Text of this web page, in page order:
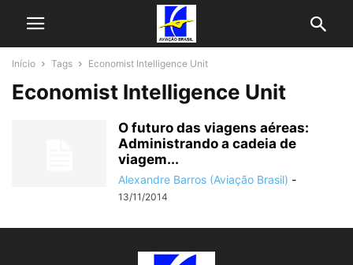
Início Tags Economist Intelligence Unit
Economist Intelligence Unit
O futuro das viagens aéreas:
Administrando a cadeia de
viagem...
Alexandre Barros (Aviação Brasil) -
13/11/2014